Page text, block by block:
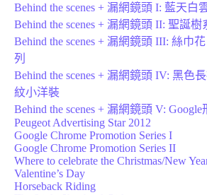
Behind the scenes + 漏網鏡頭 I: 藍天白
Behind the scenes + 漏網鏡頭 II: 聖誕樹
Behind the scenes + 漏網鏡頭 III: 絲巾
列
Behind the scenes + 漏網鏡頭 IV: 黑色
紋小洋裝
Behind the scenes + 漏網鏡頭 V:
Peugeot Advertising Star 2012
Google Chrome Promotion Series I
Google Chrome Promotion Series II
Where to celebrate the Christmas/New
Valentine’s Day
Horseback Riding